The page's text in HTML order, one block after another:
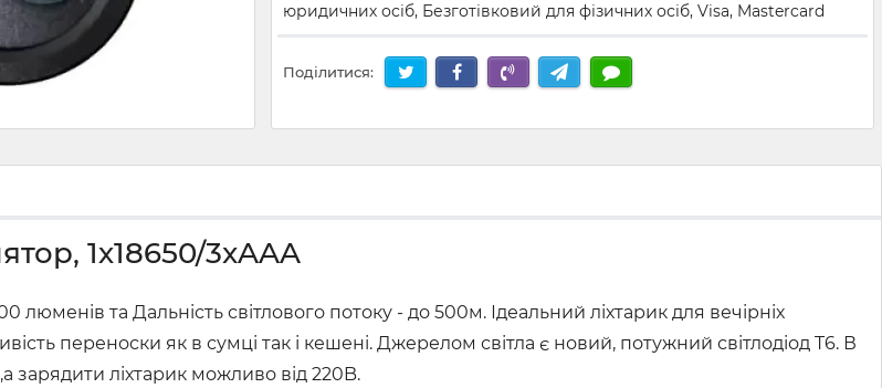
юридичних осіб, Безготівковий для фізичних осіб, Visa, Mastercard
Поділитися:
1х18650/3xAAA
люменів та Дальність світлового потоку - до 500м. Ідеальний ліхтарик для вечірніх
переноски як в сумці так і кешені. Джерелом світла є новий, потужний світлодіод T6. В
зарядити ліхтарик можливо від 220B.